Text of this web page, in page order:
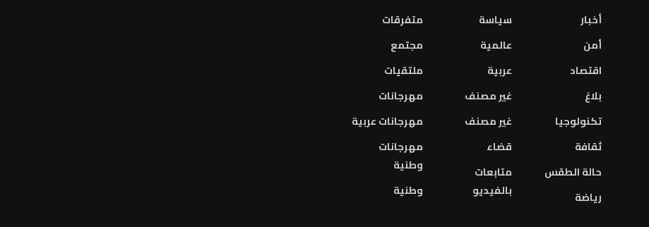
أخبار
أمن
اقتصاد
بلاغ
تكنولوجيا
ثقافة
حالة الطقس
رياضة
سياسة
عالمية
عربية
غير مصنف
غير مصنف
قضاء
متابعات
بالفيديو
متفرقات
مجتمع
ملتقيات
مهرجانات
مهرجانات عربية
مهرجانات
وطنية
وطنية